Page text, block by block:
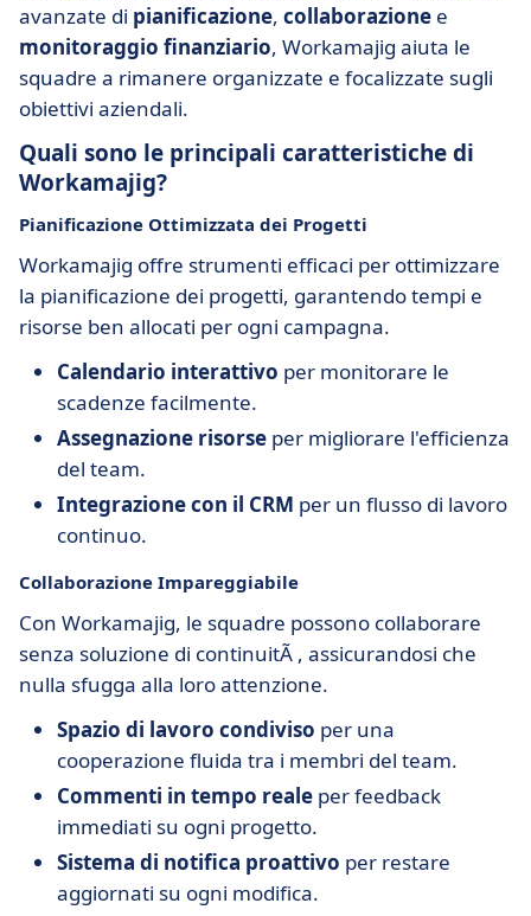
avanzate di pianificazione, collaborazione e
monitoraggio finanziario, Workamajig aiuta le
squadre a rimanere organizzate e focalizzate sugli
obiettivi aziendali.
Quali sono le principali caratteristiche di
Workamajig?
Pianificazione Ottimizzata dei Progetti
Workamajig offre strumenti efficaci per ottimizzare
la pianificazione dei progetti, garantendo tempi e
risorse ben allocati per ogni campagna.
Calendario interattivo per monitorare le
scadenze facilmente.
Assegnazione risorse per migliorare l'efficienza
del team.
Integrazione con il CRM per un flusso di lavoro
continuo.
Collaborazione Impareggiabile
Con Workamajig, le squadre possono collaborare
senza soluzione di continuitÃ , assicurandosi che
nulla sfugga alla loro attenzione.
Spazio di lavoro condiviso per una
cooperazione fluida tra i membri del team.
Commenti in tempo reale per feedback
immediati su ogni progetto.
Sistema di notifica proattivo per restare
aggiornati su ogni modifica.